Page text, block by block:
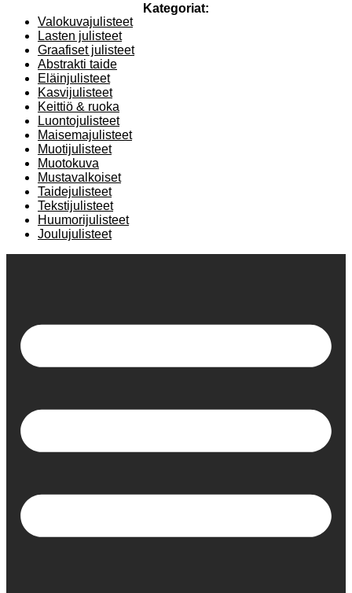
Kategoriat:
Valokuvajulisteet
Lasten julisteet
Graafiset julisteet
Abstrakti taide
Eläinjulisteet
Kasvijulisteet
Keittiö & ruoka
Luontojulisteet
Maisemajulisteet
Muotijulisteet
Muotokuva
Mustavalkoiset
Taidejulisteet
Tekstijulisteet
Huumorijulisteet
Joulujulisteet